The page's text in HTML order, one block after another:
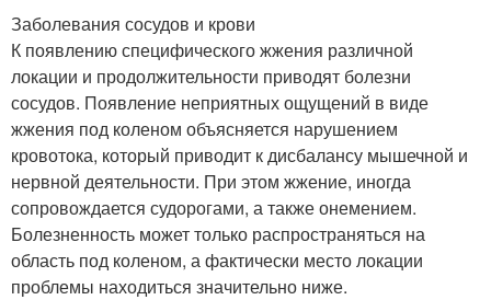
Заболевания сосудов и крови
К появлению специфического жжения различной
локации и продолжительности приводят болезни
сосудов. Появление неприятных ощущений в виде
жжения под коленом объясняется нарушением
кровотока, который приводит к дисбалансу мышечной и
нервной деятельности. При этом жжение, иногда
сопровождается судорогами, а также онемением.
Болезненность может только распространяться на
область под коленом, а фактически место локации
проблемы находиться значительно ниже.